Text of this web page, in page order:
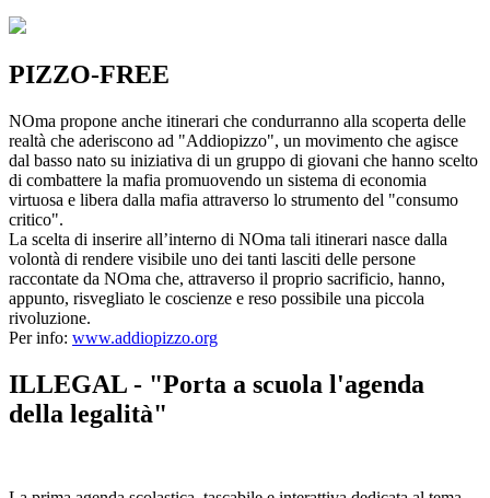
PIZZO-FREE
NOma propone anche itinerari che condurranno alla scoperta delle
realtà che aderiscono ad "Addiopizzo", un movimento che agisce
dal basso nato su iniziativa di un gruppo di giovani che hanno scelto
di combattere la mafia promuovendo un sistema di economia
virtuosa e libera dalla mafia attraverso lo strumento del "consumo
critico".
La scelta di inserire all’interno di NOma tali itinerari nasce dalla
volontà di rendere visibile uno dei tanti lasciti delle persone
raccontate da NOma che, attraverso il proprio sacrificio, hanno,
appunto, risvegliato le coscienze e reso possibile una piccola
rivoluzione.
Per info: www.addiopizzo.org
ILLEGAL - "Porta a scuola l'agenda
della legalità"